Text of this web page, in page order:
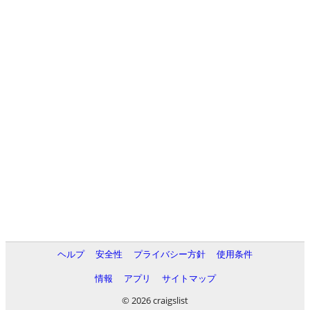
ヘルプ 安全性 プライバシー方針
使用条件
情報
アプリ
サイトマップ
© 2026 craigslist